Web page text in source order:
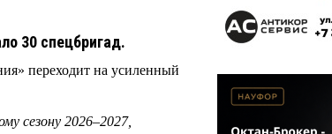
30 спецбригад.
переходит на усиленный
сезону 2026–2027,